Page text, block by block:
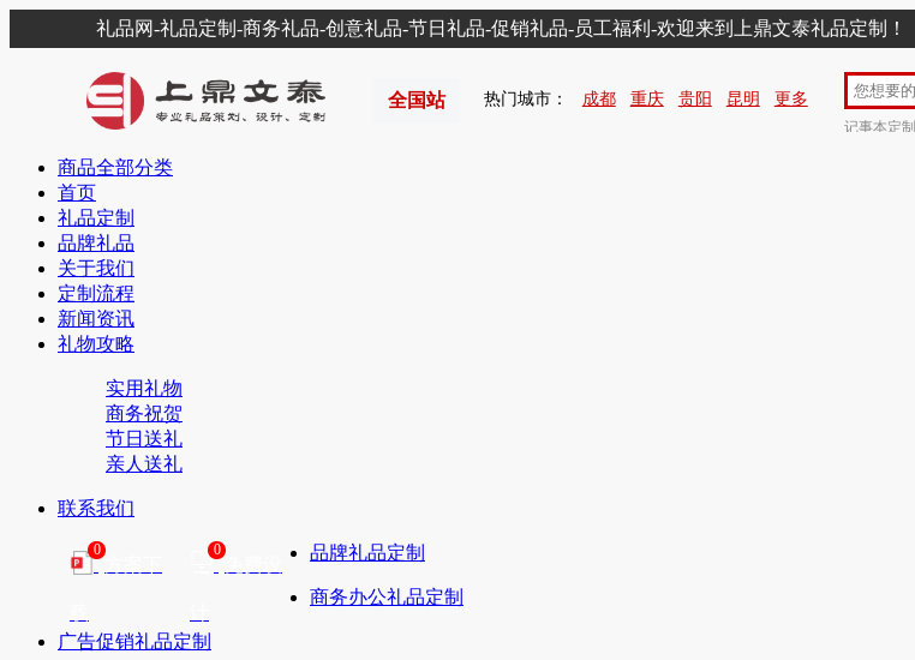
礼品网-礼品定制-商务礼品-创意礼品-节日礼品-促销礼品-员工福利-欢迎来到上鼎文泰礼品定制！
全国站 热门城市： 成都 重庆 贵阳 昆明 更多
记事本定制
商品全部分类
首页
礼品定制
品牌礼品
关于我们
定制流程
新闻资讯
礼物攻略
实用礼物
商务祝贺
节日送礼
亲人送礼
联系我们
0 0 品牌礼品定制
商务办公礼品定制
广告促销礼品定制